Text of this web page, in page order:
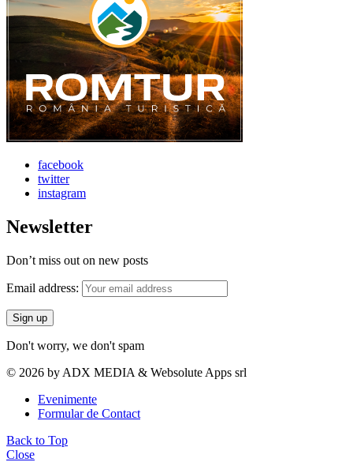
facebook
twitter
instagram
Newsletter
Don’t miss out on new posts
Email address:
Don't worry, we don't spam
© 2026 by ADX MEDIA & Websolute Apps srl
Evenimente
Formular de Contact
Back to Top
Close